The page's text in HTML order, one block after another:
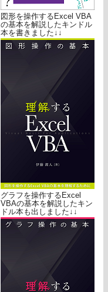
図形を操作するExcel VBA
の基本を解説したキンドル
本を書きました↓↓
グラフを操作するExcel
VBAの基本を解説したキン
ドル本も出しました↓↓